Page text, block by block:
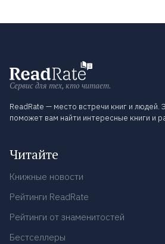
Сервис для тех, кто читает.
ReadRate — место встречи книг и людей.
поможет вам найти интересные книги и
Читайте
Книжные новости
Рейтинги ReadRate
Рейтинги от знаменитостей
Бестселлеры